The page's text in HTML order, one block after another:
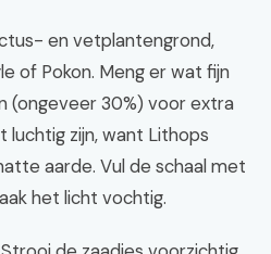
en vetplantengrond,
of Pokon. Meng er wat fijn
(ongeveer 30%) voor extra
luchtig zijn, want Lithops
aarde. Vul de schaal met
het licht vochtig.